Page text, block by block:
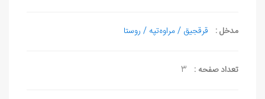
مدخل : قرقجیق / مراوه‌تپه / روستا
تعداد صفحه : 3